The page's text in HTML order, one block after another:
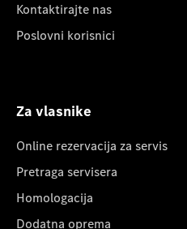
Kontaktirajte nas
Poslovni korisnici
Za vlasnike
Online rezervacija za servis
Pretraga servisera
Homologacija
Dodatna oprema